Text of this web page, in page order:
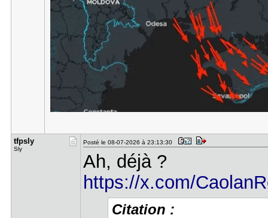
tfpsly
Sly
Posté le 08-07-2026 à 23:13:30
Ah, déjà ?
https://x.com/
Citation :